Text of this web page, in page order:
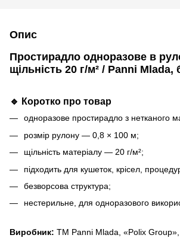
Опис
Простирадло одноразове в
щільність 20 г/м² / Panni Mlada,
🔹 Коротко про товар
одноразове простирадло з нетканого
розмір рулону — 0,8 × 100 м;
щільність матеріалу — 20 г/м²;
підходить для кушеток, крісел,
безворсова структура;
нестерильне, для одноразового
Виробник: ТМ Panni Mlada, «Polix Group»,